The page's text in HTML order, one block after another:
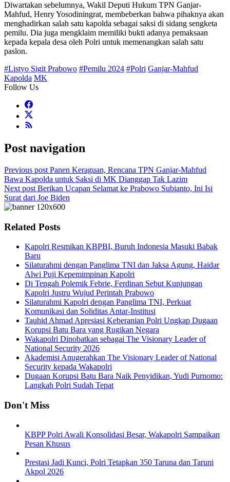
Diwartakan sebelumnya, Wakil Deputi Hukum TPN Ganjar-
Mahfud, Henry Yosodiningrat, membeberkan bahwa pihaknya akan
menghadirkan salah satu kapolda sebagai saksi di sidang sengketa
pemilu. Dia juga mengklaim memiliki bukti adanya pemaksaan
kepada kepala desa oleh Polri untuk memenangkan salah satu
paslon.
#Listyo Sigit Prabowo #Pemilu 2024 #Polri Ganjar-Mahfud
Kapolda MK
Follow Us
Post navigation
Previous post Panen Keraguan, Rencana TPN Ganjar-Mahfud
Bawa Kapolda untuk Saksi di MK Dianggap Tak Lazim
Next post Berikan Ucapan Selamat ke Prabowo Subianto, Ini Isi
Surat dari Joe Biden
Related Posts
Kapolri Resmikan KBPBI, Buruh Indonesia Masuki Babak
Baru
Silaturahmi dengan Panglima TNI dan Jaksa Agung, Haidar
Alwi Puji Kepemimpinan Kapolri
Di Tengah Polemik Febrie, Ferdinan Sebut Kunjungan
Kapolri Justru Wujud Perintah Prabowo
Silaturahmi Kapolri dengan Panglima TNI, Perkuat
Komunikasi dan Soliditas Antar-Institusi
Tauhid Ahmad Apresiasi Keberanian Polri Ungkap Dugaan
Korupsi Batu Bara yang Rugikan Negara
Wakapolri Dinobatkan sebagai The Visionary Leader of
National Security 2026
Akademisi Anugerahkan The Visionary Leader of National
Security kepada Wakapolri
Dugaan Korupsi Batu Bara Naik Penyidikan, Yudi Purnomo:
Langkah Polri Sudah Tepat
Don't Miss
KBPP Polri Awali Konsolidasi Besar, Wakapolri Sampaikan
Pesan Khusus
Prestasi Jadi Kunci, Polri Tetapkan 350 Taruna dan Taruni
Akpol 2026